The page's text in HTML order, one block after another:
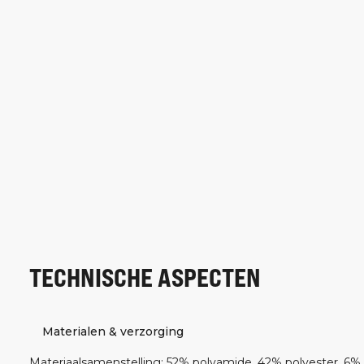
TECHNISCHE ASPECTEN
Materialen & verzorging